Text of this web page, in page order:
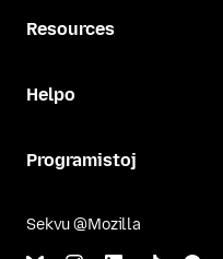
Resources
Helpo
Programistoj
Sekvu @Mozilla